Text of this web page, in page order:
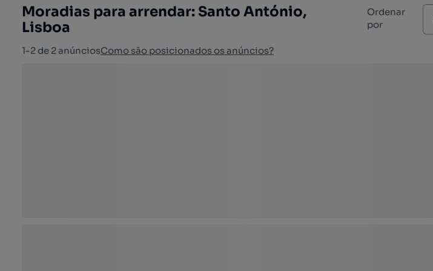
Moradias para arrendar: Santo António,
Lisboa
1-2 de 2 anúnciosComo são posicionados os anúncios?
Ordenar
por